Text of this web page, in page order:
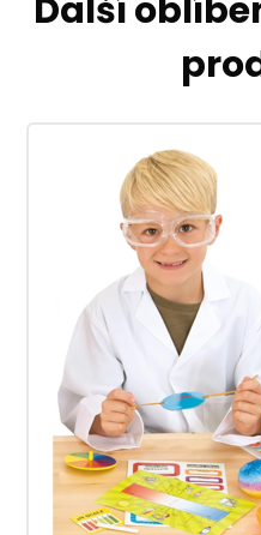
Další